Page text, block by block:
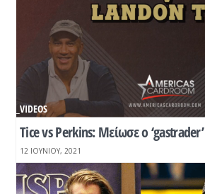
Tice vs Perkins: Μείωσε ο ‘gastrader’
_VIDEOS
12 ΙΟΥΝΊΟΥ, 2021